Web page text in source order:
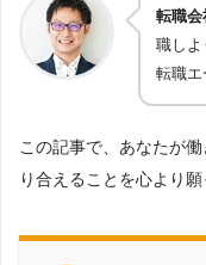
転職会
職しよ
転職エ
この記事で、あなたが
り合えることを心より願